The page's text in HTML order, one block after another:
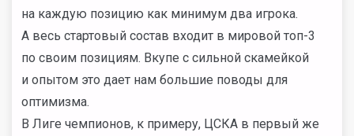
на каждую позицию как минимум два игрока.
А весь стартовый состав входит в мировой топ-3
по своим позициям. Вкупе с сильной скамейкой
и опытом это дает нам большие поводы для
оптимизма.
В Лиге чемпионов, к примеру, ЦСКА в первый же